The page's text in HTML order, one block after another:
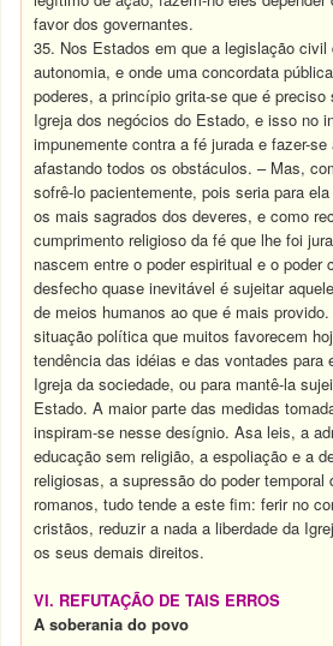
favor dos governantes.
35. Nos Estados em que a legislação
autonomia, e onde uma concordata
poderes, a princípio grita-se que é
Igreja dos negócios do Estado, e isso no
impunemente contra a fé jurada e fazer-se
afastando todos os obstáculos. – Mas,
sofrê-lo pacientemente, pois seria para
os mais sagrados dos deveres, e como
cumprimento religioso da fé que lhe foi
nascem entre o poder espiritual e o
desfecho quase inevitável é sujeitar
de meios humanos ao que é mais
situação política que muitos favorecem
tendência das idéias e das vontades para
Igreja da sociedade, ou para mantê-la
Estado. A maior parte das medidas
inspiram-se nesse desígnio. Asa leis, a
educação sem religião, a espoliação e a
religiosas, a supressão do poder
romanos, tudo tende a este fim: ferir no
cristãos, reduzir a nada a liberdade da
os seus demais direitos.
VI. REFUTAÇÃO DE TAIS ERROS
A soberania do povo